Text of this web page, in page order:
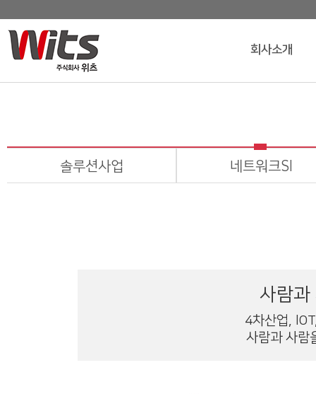
회사소개
솔루션사업 네트워크SI
사람
4차산업,
사람과 사